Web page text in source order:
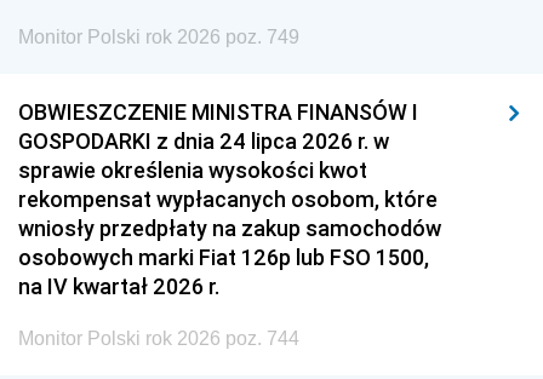
Monitor Polski rok 2026 poz. 749
OBWIESZCZENIE MINISTRA FINANSÓW I
GOSPODARKI z dnia 24 lipca 2026 r. w
sprawie określenia wysokości kwot
rekompensat wypłacanych osobom, które
wniosły przedpłaty na zakup samochodów
osobowych marki Fiat 126p lub FSO 1500,
na IV kwartał 2026 r.
Monitor Polski rok 2026 poz. 744